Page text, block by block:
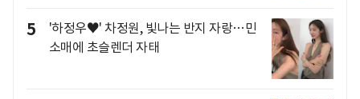
5
'하정우♥' 차정원, 빛나는 반지 자랑…민
소매에 초슬렌더 자태